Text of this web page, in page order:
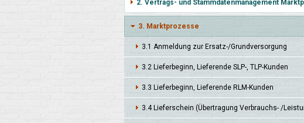
2. Vertrags- und Stammdatenmanagement
3. Marktprozesse
3.1 Anmel­dung zur Ersatz-/Grund­versor­gung
3.2 Liefer­beginn, Liefer­ende SLP-, TLP-Kun­den
3.3 Liefer­beginn, Liefer­ende RLM-Kunden
3.4 Liefer­schein (Übertra­gung Verbrauchs- /